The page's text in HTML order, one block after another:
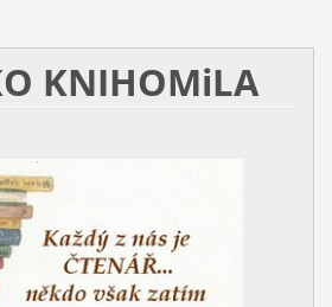
KNIHOMiLA